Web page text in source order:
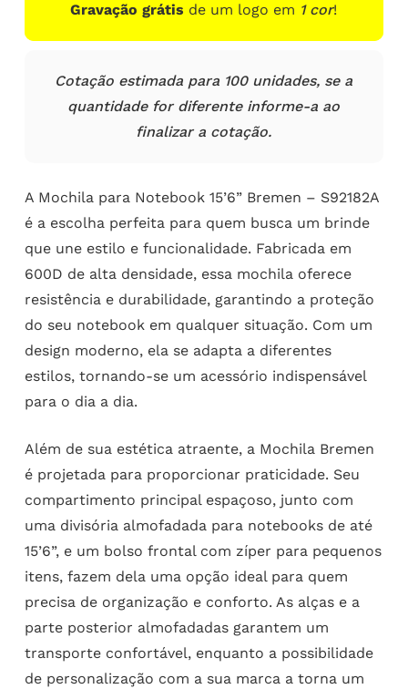
Gravação grátis de um logo em 1 cor!
Cotação estimada para 100 unidades, se a
quantidade for diferente informe-a ao
finalizar a cotação.
A Mochila para Notebook 15’6” Bremen – S92182A
é a escolha perfeita para quem busca um brinde
que une estilo e funcionalidade. Fabricada em
600D de alta densidade, essa mochila oferece
resistência e durabilidade, garantindo a proteção
do seu notebook em qualquer situação. Com um
design moderno, ela se adapta a diferentes
estilos, tornando-se um acessório indispensável
para o dia a dia.
Além de sua estética atraente, a Mochila Bremen
é projetada para proporcionar praticidade. Seu
compartimento principal espaçoso, junto com
uma divisória almofadada para notebooks de até
15’6”, e um bolso frontal com zíper para pequenos
itens, fazem dela uma opção ideal para quem
precisa de organização e conforto. As alças e a
parte posterior almofadadas garantem um
transporte confortável, enquanto a possibilidade
de personalização com a sua marca a torna um